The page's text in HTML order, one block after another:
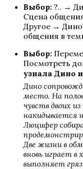
Арканум
По тонкому льду
Выбор: ?.. →
Сцена
Другое →
общения в
Выбор:
Посмотреть
узнала Дино
Дино
место. На
чувств двоих
накидывается
Люцифер
Две жизни в
вновь играет
выполняет